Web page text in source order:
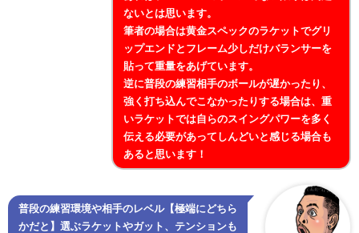
ないとは思います。
筆者の場合は黄金スペックのラケットでグリ
ップエンドとフレーム少しだけバランサーを
貼って重量をあげています。
逆に普段の練習相手のボールが遅かったり、
強く打ち込んでこなかったりする場合は、重
いラケットでは自らのスイングパワーを多く
伝える必要があってしんどいと感じる場合も
あると思います！
普段の練習環境や相手のレベル【極端にどちら
かだと】選ぶラケットやガット、テンションも